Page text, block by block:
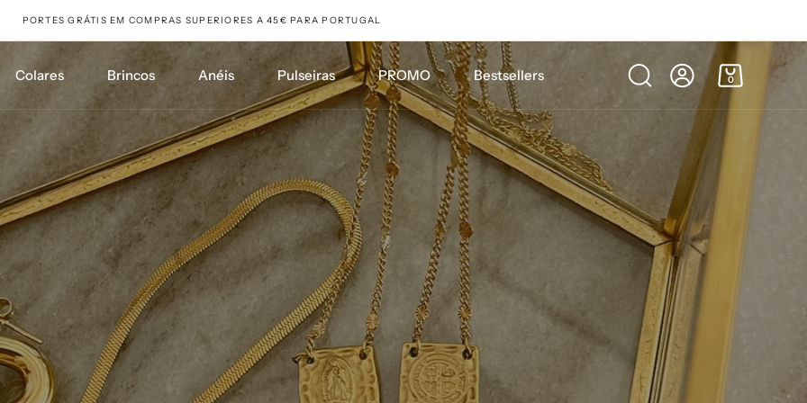
PORTES GRÁTIS EM COMPRAS SUPERIORES A 45€ PARA PORTUGAL
Colares Brincos Anéis Pulseiras PROMO Bestsellers 0